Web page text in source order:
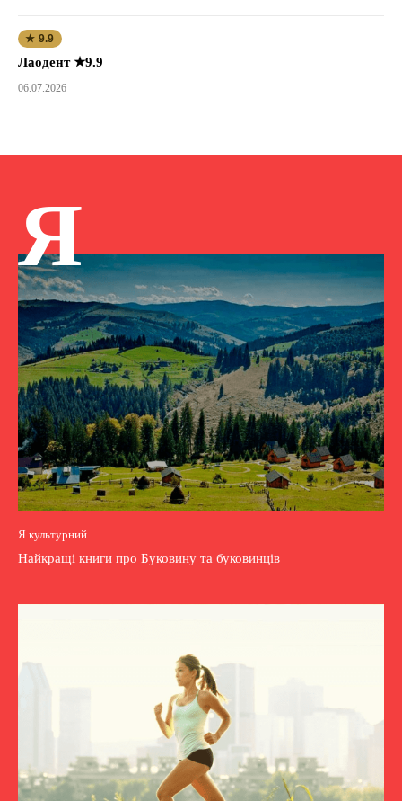
★ 9.9
Лаодент ★9.9
06.07.2026
Я
Я культурний
Найкращі книги про Буковину та буковинців